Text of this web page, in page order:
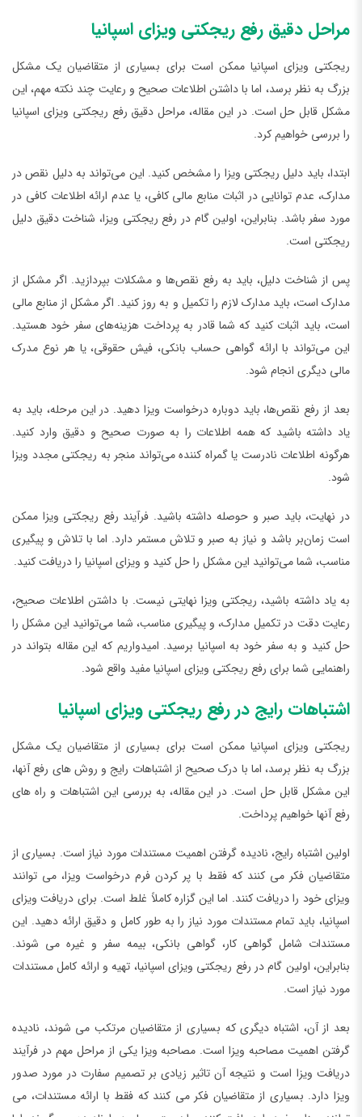
مراحل دقیق رفع ریجکتی ویزای اسپانیا
ریجکتی ویزای اسپانیا ممکن است برای بسیاری از متقاضیان یک مشکل
بزرگ به نظر برسد، اما با داشتن اطلاعات صحیح و رعایت چند نکته مهم، این
مشکل قابل حل است. در این مقاله، مراحل دقیق رفع ریجکتی ویزای اسپانیا
را بررسی خواهیم کرد.
ابتدا، باید دلیل ریجکتی ویزا را مشخص کنید. این می‌تواند به دلیل نقص در
مدارک، عدم توانایی در اثبات منابع مالی کافی، یا عدم ارائه اطلاعات کافی در
مورد سفر باشد. بنابراین، اولین گام در رفع ریجکتی ویزا، شناخت دقیق دلیل
ریجکتی است.
پس از شناخت دلیل، باید به رفع نقص‌ها و مشکلات بپردازید. اگر مشکل از
مدارک است، باید مدارک لازم را تکمیل و به روز کنید. اگر مشکل از منابع مالی
است، باید اثبات کنید که شما قادر به پرداخت هزینه‌های سفر خود هستید.
این می‌تواند با ارائه گواهی حساب بانکی، فیش حقوقی، یا هر نوع مدرک
مالی دیگری انجام شود.
بعد از رفع نقص‌ها، باید دوباره درخواست ویزا دهید. در این مرحله، باید به
یاد داشته باشید که همه اطلاعات را به صورت صحیح و دقیق وارد کنید.
هرگونه اطلاعات نادرست یا گمراه کننده می‌تواند منجر به ریجکتی مجدد ویزا
شود.
در نهایت، باید صبر و حوصله داشته باشید. فرآیند رفع ریجکتی ویزا ممکن
است زمان‌بر باشد و نیاز به صبر و تلاش مستمر دارد. اما با تلاش و پیگیری
مناسب، شما می‌توانید این مشکل را حل کنید و ویزای اسپانیا را دریافت کنید.
به یاد داشته باشید، ریجکتی ویزا نهایتی نیست. با داشتن اطلاعات صحیح،
رعایت دقت در تکمیل مدارک، و پیگیری مناسب، شما می‌توانید این مشکل را
حل کنید و به سفر خود به اسپانیا برسید. امیدواریم که این مقاله بتواند در
راهنمایی شما برای رفع ریجکتی ویزای اسپانیا مفید واقع شود.
اشتباهات رایج در رفع ریجکتی ویزای اسپانیا
ریجکتی ویزای اسپانیا ممکن است برای بسیاری از متقاضیان یک مشکل
بزرگ به نظر برسد، اما با درک صحیح از اشتباهات رایج و روش های رفع آنها،
این مشکل قابل حل است. در این مقاله، به بررسی این اشتباهات و راه های
رفع آنها خواهیم پرداخت.
اولین اشتباه رایج، نادیده گرفتن اهمیت مستندات مورد نیاز است. بسیاری از
متقاضیان فکر می کنند که فقط با پر کردن فرم درخواست ویزا، می توانند
ویزای خود را دریافت کنند. اما این گزاره کاملاً غلط است. برای دریافت ویزای
اسپانیا، باید تمام مستندات مورد نیاز را به طور کامل و دقیق ارائه دهید. این
مستندات شامل گواهی کار، گواهی بانکی، بیمه سفر و غیره می شوند.
بنابراین، اولین گام در رفع ریجکتی ویزای اسپانیا، تهیه و ارائه کامل مستندات
مورد نیاز است.
بعد از آن، اشتباه دیگری که بسیاری از متقاضیان مرتکب می شوند، نادیده
گرفتن اهمیت مصاحبه ویزا است. مصاحبه ویزا یکی از مراحل مهم در فرآیند
دریافت ویزا است و نتیجه آن تاثیر زیادی بر تصمیم سفارت در مورد صدور
ویزا دارد. بسیاری از متقاضیان فکر می کنند که فقط با ارائه مستندات، می